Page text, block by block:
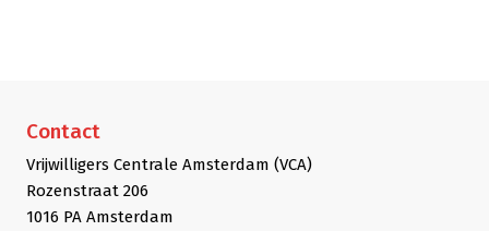
Contact
Vrijwilligers Centrale Amsterdam (VCA)
Rozenstraat 206
1016 PA Amsterdam